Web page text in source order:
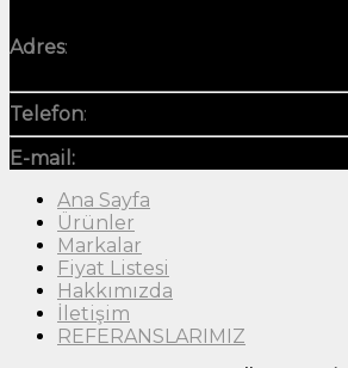
Adres:
Telefon:
E-mail:
Ana Sayfa
Ürünler
Markalar
Fiyat Listesi
Hakkımızda
İletişim
REFERANSLARIMIZ